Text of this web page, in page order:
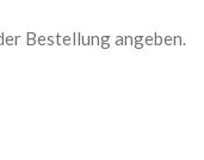
Bestellung angeben.